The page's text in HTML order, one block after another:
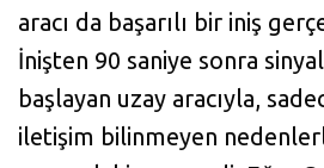
aracı da başarılı bir iniş
İnişten 90 saniye sonra
başlayan uzay aracıyla,
iletişim bilinmeyen